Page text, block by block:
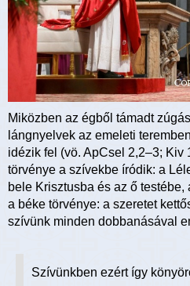
Miközben az égből támadt
lángnyelvek az emeleti
idézik fel (vö. ApCsel 2,2–3; Kiv
törvénye a szívekbe íródik: a
bele Krisztusba és az ő
a béke törvénye: a szeretet
szívünk minden dobbanásával
Szívünkben ezért így